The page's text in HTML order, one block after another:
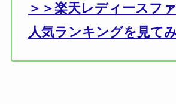
＞＞楽天レディースフ
人気ランキングを見て